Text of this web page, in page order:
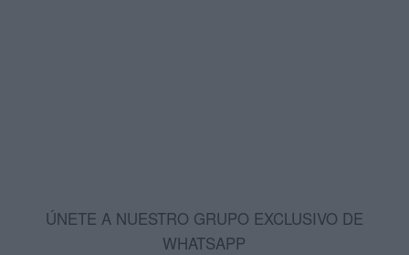
ÚNETE A NUESTRO GRUPO EXCLUSIVO DE
WHATSAPP